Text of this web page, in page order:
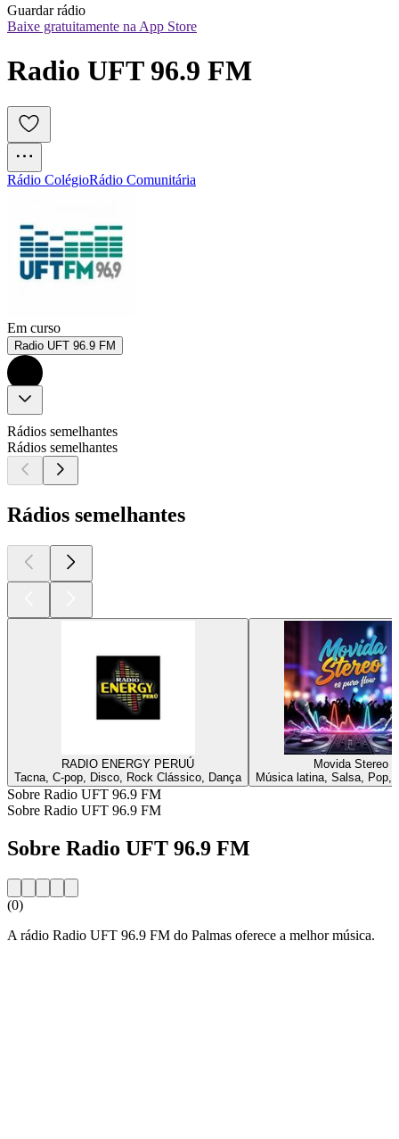
Guardar rádio
Baixe gratuitamente na App Store
Radio UFT 96.9 FM
Rádio ColégioRádio Comunitária
Em curso
Radio UFT 96.9 FM
Rádios semelhantes
Rádios semelhantes
Rádios semelhantes
RADIO ENERGY PERUÚ
Tacna, C-pop, Disco, Rock Clássico, Dança
Movida Stereo
Música latina, Salsa, Pop,
Sobre Radio UFT 96.9 FM
Sobre Radio UFT 96.9 FM
Sobre Radio UFT 96.9 FM
(0)
A rádio Radio UFT 96.9 FM do Palmas oferece a melhor música.